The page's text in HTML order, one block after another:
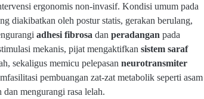
ergonomis non-invasif. Kondisi umum pada
diakibatkan oleh postur statis, gerakan berulang,
adhesi fibrosa dan peradangan pada
mekanis, pijat mengaktifkan sistem saraf
sekaligus memicu pelepasan neurotransmiter
pembuangan zat-zat metabolik seperti asam
mengurangi rasa lelah.